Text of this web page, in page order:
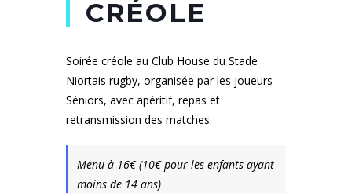
CRÉOLE
Soirée créole au Club House du Stade
Niortais rugby, organisée par les joueurs
Séniors, avec apéritif, repas et
retransmission des matches.
Menu à 16€ (10€ pour les enfants ayant
moins de 14 ans)